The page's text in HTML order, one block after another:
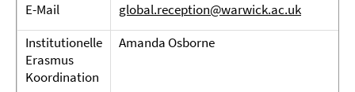
E-Mail
global.reception@warwick.ac.uk
Institutionelle
Erasmus
Koordination
Amanda Osborne